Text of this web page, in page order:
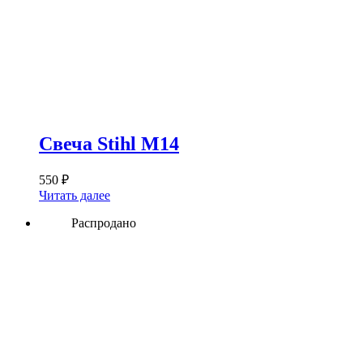
Свеча Stihl M14
550 ₽
Читать далее
Распродано